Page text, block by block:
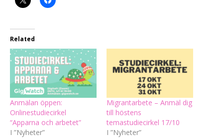
Related
Anmälan öppen:
Onlinestudiecirkel
“Apparna och arbetet”
I ”Nyheter”
Migrantarbete – Anmäl dig
till höstens
temastudiecirkel 17/10
I ”Nyheter”